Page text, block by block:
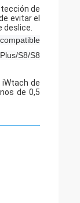
de
evitar el
deslice.
S8/S8
de
de 0,5